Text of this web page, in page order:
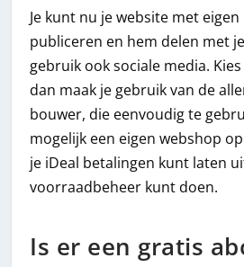
Je kunt nu je website met
publiceren en hem delen met
gebruik ook sociale media.
dan maak je gebruik van de
bouwer, die eenvoudig te
mogelijk een eigen webshop
je iDeal betalingen kunt laten
voorraadbeheer kunt doen.
Is er een gratis